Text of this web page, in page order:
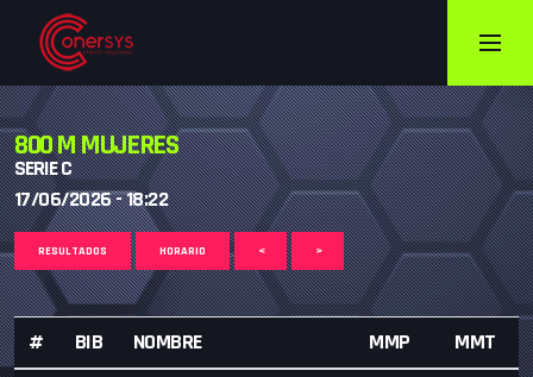
800 M MUJERES
SERIE C
17/06/2026 - 18:22
RESULTADOS HORARIO < >
# BIB NOMBRE MMP MMT